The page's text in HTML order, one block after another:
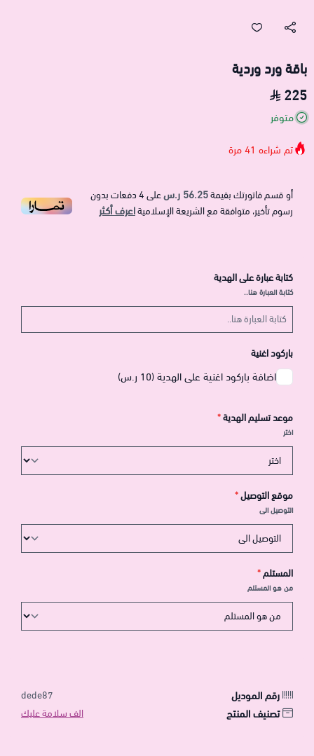
باقة ورد وردية
225
متوفر
تم شراءه 41مرة
أو قسم فاتورتك بقيمة56.25 ر.س على4دفعات بدون
رسوم تأخير، متوافقة مع الشريعة الإسلاميةاعرف أكثر
كتابة عبارة على الهدية
كتابة العبارة هنا..
باركود اغنية
اضافة باركود اغنية على الهدية (10 ر.س)
موعد تسليم الهدية*
اختر
موقع التوصيل*
التوصيل الى
المستلم*
من هو المستلم
رقم الموديل dede87
تصنيف المنتج الف سلامة عليك